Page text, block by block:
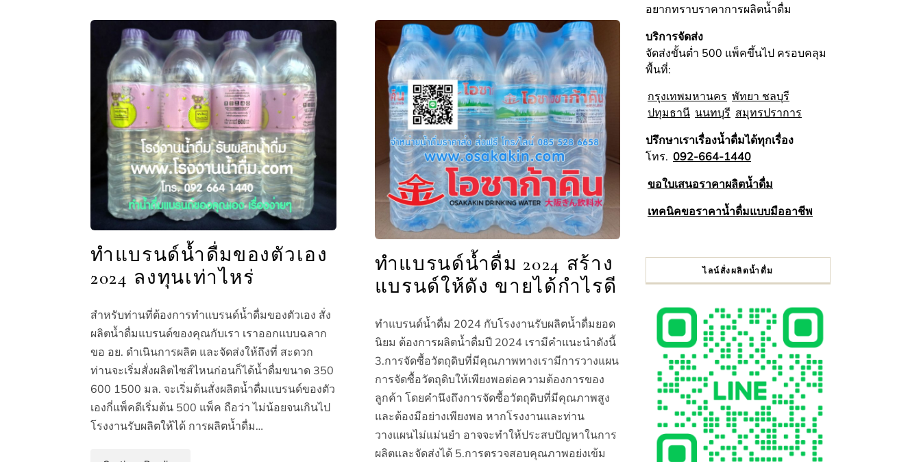
ทำแบรนด์น้ำดื่มของตัวเอง
2024 ลงทุนเท่าไหร่
สำหรับท่านที่ต้องการทำแบรนด์น้ำดื่มของตัวเอง สั่ง
ผลิตน้ำดื่มแบรนด์ของคุณกับเรา เราออกแบบฉลาก
ขอ อย. ดำเนินการผลิต และจัดส่งให้ถึงที่ สะดวก
ท่านจะเริ่มสั่งผลิตไซส์ไหนก่อนก็ได้น้ำดื่มขนาด 350
600 1500 มล. จะเริ่มต้นสั่งผลิตน้ำดื่มแบรนด์ของตัว
เองกี่แพ็คดีเริ่มต้น 500 แพ็ค ถือว่า ไม่น้อยจนเกินไป
โรงงานรับผลิตให้ได้ การผลิตน้ำดื่ม…
ทำแบรนด์น้ำดื่ม 2024 สร้าง
แบรนด์ให้ดัง ขายได้กำไรดี
ทำแบรนด์น้ำดื่ม 2024 กับโรงงานรับผลิตน้ำดื่มยอด
นิยม ต้องการผลิตน้ำดื่มปี 2024 เรามีคำแนะนำดังนี้
3.การจัดซื้อวัตถุดิบที่มีคุณภาพทางเรามีการวางแผน
การจัดซื้อวัตถุดิบให้เพียงพอต่อความต้องการของ
ลูกค้า โดยคำนึงถึงการจัดซื้อวัตถุดิบที่มีคุณภาพสูง
และต้องมีอย่างเพียงพอ หากโรงงานและท่าน
วางแผนไม่แม่นยำ อาจจะทำให้ประสบปัญหาในการ
ผลิตและจัดส่งได้ 5.การตรวจสอบคุณภาพอย่งเข้ม
อยากทราบราคาการผลิตน้ำดื่ม
บริการจัดส่ง
จัดส่งขั้นต่ำ 500 แพ็คขึ้นไป ครอบคลุม
พื้นที่:
กรุงเทพมหานคร พัทยา ชลบุรี
ปทุมธานี นนทบุรี สมุทรปราการ
ปรึกษาเราเรื่องน้ำดื่มได้ทุกเรื่อง
โทร. 092-664-1440
ขอใบเสนอราคาผลิตน้ำดื่ม
เทคนิคขอราคาน้ำดื่มแบบมืออาชีพ
ไลน์สั่งผลิตน้ำดื่ม